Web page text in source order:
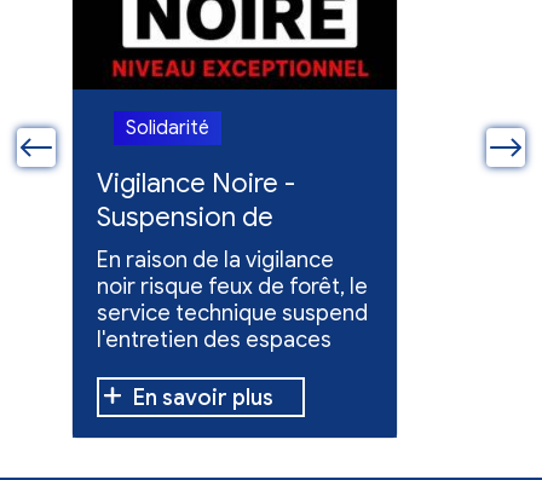
Solidarité
Vigilance Noire -
Suspension de
l'entretien des
espaces verts
En raison de la vigilance
noir risque feux de forêt, le
service technique suspend
l'entretien des espaces
En savoir plus
Feux